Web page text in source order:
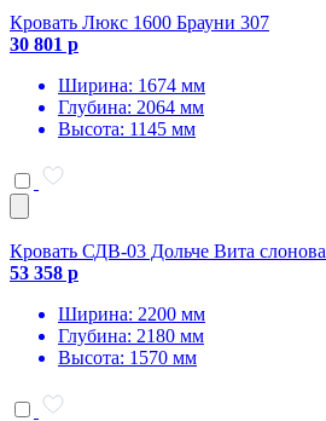
Кровать Люкс 1600 Брауни 307
30 801 р
Ширина: 1674 мм
Глубина: 2064 мм
Высота: 1145 мм
Кровать СДВ-03 Дольче Вита
53 358 р
Ширина: 2200 мм
Глубина: 2180 мм
Высота: 1570 мм